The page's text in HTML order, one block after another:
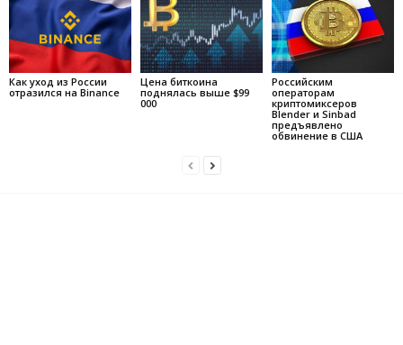
Как уход из России
отразился на Binance
Цена биткоина
поднялась выше $99
000
Российским
операторам
криптомиксеров
Blender и Sinbad
предъявлено
обвинение в США